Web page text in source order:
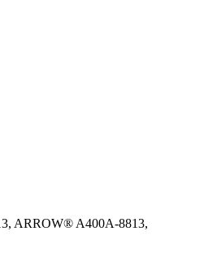
ARROW® A400A-8813,